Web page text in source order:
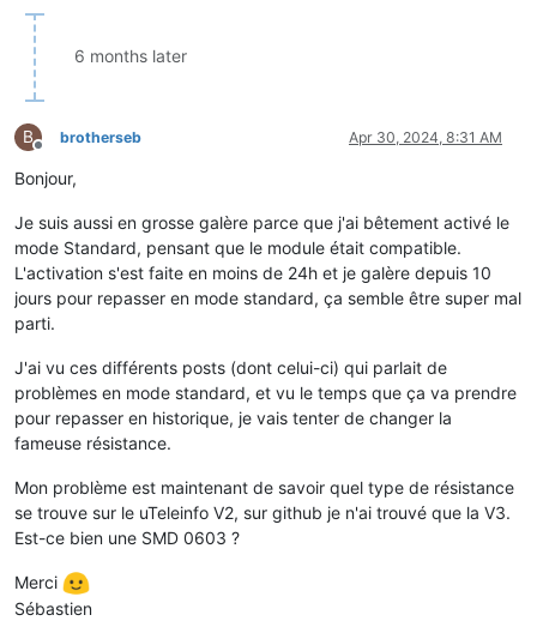
                       parity=serial.PARITY_EVEN,
                       stopbits=serial.STOPBITS_ONE,
                       bytesize=serial.SEVENBITS)
# lecture d'une ligne de données
    line = tinfo.readline()
    dec = line.decode(
6 months later
B
Offline
brotherseb Apr 30, 2024, 8:31 AM
Bonjour,
Je suis aussi en grosse galère parce que j'ai bêtement activé le
mode Standard, pensant que le module était compatible.
L'activation s'est faite en moins de 24h et je galère depuis 10
jours pour repasser en mode standard, ça semble être super mal
parti.
J'ai vu ces différents posts (dont celui-ci) qui parlait de
problèmes en mode standard, et vu le temps que ça va prendre
pour repasser en historique, je vais tenter de changer la
fameuse résistance.
Mon problème est maintenant de savoir quel type de résistance
se trouve sur le uTeleinfo V2, sur github je n'ai trouvé que la V3.
Est-ce bien une SMD 0603 ?
Merci
Sébastien